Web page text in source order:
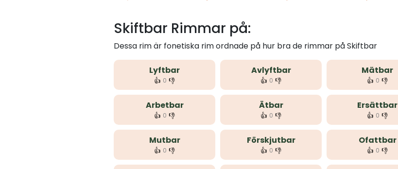
Skiftbar Rimmar på:
Dessa rim är fonetiska rim ordnade på hur bra de rimmar på Skiftbar
Lyftbar
👍 0 👎
Avlyftbar
👍 0 👎
Mätbar
👍 0 👎
Arbetbar
👍 0 👎
Ätbar
👍 0 👎
Ersättbar
👍 0 👎
Mutbar
👍 0 👎
Förskjutbar
👍 0 👎
Ofattbar
👍 0 👎